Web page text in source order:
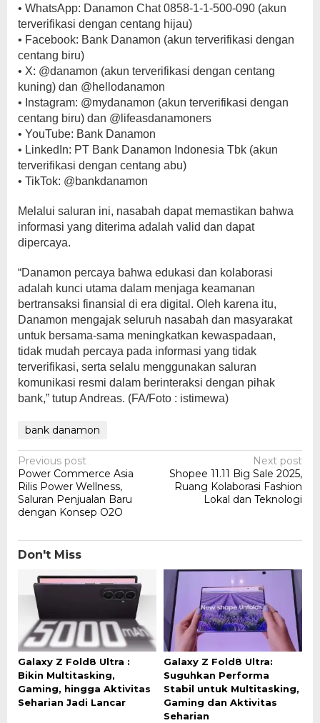
• WhatsApp: Danamon Chat 0858-1-1-500-090 (akun
terverifikasi dengan centang hijau)
• Facebook: Bank Danamon (akun terverifikasi dengan
centang biru)
• X: @danamon (akun terverifikasi dengan centang
kuning) dan @hellodanamon
• Instagram: @mydanamon (akun terverifikasi dengan
centang biru) dan @lifeasdanamoners
• YouTube: Bank Danamon
• LinkedIn: PT Bank Danamon Indonesia Tbk (akun
terverifikasi dengan centang abu)
• TikTok: @bankdanamon
Melalui saluran ini, nasabah dapat memastikan bahwa
informasi yang diterima adalah valid dan dapat
dipercaya.
“Danamon percaya bahwa edukasi dan kolaborasi
adalah kunci utama dalam menjaga keamanan
bertransaksi finansial di era digital. Oleh karena itu,
Danamon mengajak seluruh nasabah dan masyarakat
untuk bersama-sama meningkatkan kewaspadaan,
tidak mudah percaya pada informasi yang tidak
terverifikasi, serta selalu menggunakan saluran
komunikasi resmi dalam berinteraksi dengan pihak
bank,” tutup Andreas. (FA/Foto : istimewa)
bank danamon
Post
navigation
Previous post
Power Commerce Asia
Rilis Power Wellness,
Saluran Penjualan Baru
dengan Konsep O2O
Next post
Shopee 11.11 Big Sale 2025,
Ruang Kolaborasi Fashion
Lokal dan Teknologi
Don't Miss
Galaxy Z Fold8 Ultra :
Bikin Multitasking,
Gaming, hingga Aktivitas
Seharian Jadi Lancar
Galaxy Z Fold8 Ultra:
Suguhkan Performa
Stabil untuk Multitasking,
Gaming dan Aktivitas
Seharian